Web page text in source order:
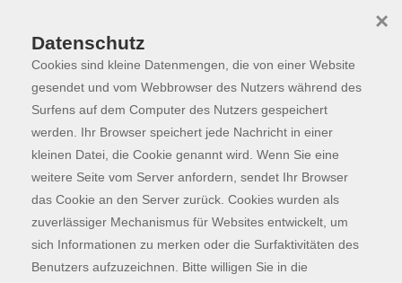
Skip to main content
Programm
Der Kurs konnte nicht gefunden werden.
Kontaktformular
Impressum
Datenschutz
Cookies sind kleine Datenmengen, die von einer Website
gesendet und vom Webbrowser des Nutzers während des
Surfens auf dem Computer des Nutzers gespeichert
werden. Ihr Browser speichert jede Nachricht in einer
kleinen Datei, die Cookie genannt wird. Wenn Sie eine
weitere Seite vom Server anfordern, sendet Ihr Browser
das Cookie an den Server zurück. Cookies wurden als
zuverlässiger Mechanismus für Websites entwickelt, um
sich Informationen zu merken oder die Surfaktivitäten des
Benutzers aufzuzeichnen. Bitte willigen Sie in die
×